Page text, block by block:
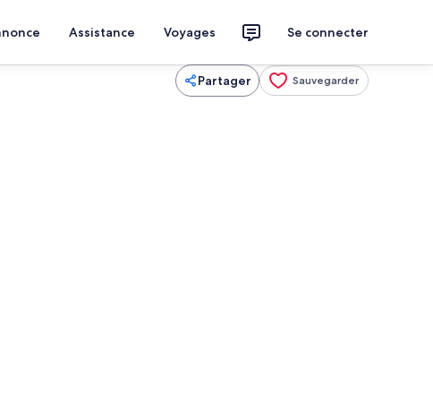
Assistance Voyages Se connecter
Partager Sauvegarder